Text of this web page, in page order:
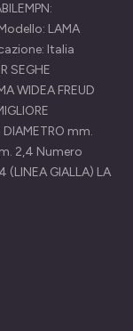
LAMA
Italia
SEGHE
WIDEA FREUD
DIAMETRO mm.
2,4 Numero
(LINEA GIALLA) LA